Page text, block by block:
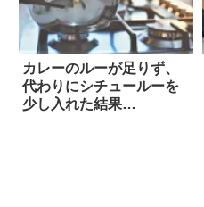
カレーのルーが足りず、
代わりにシチュールーを
少し入れた結果…